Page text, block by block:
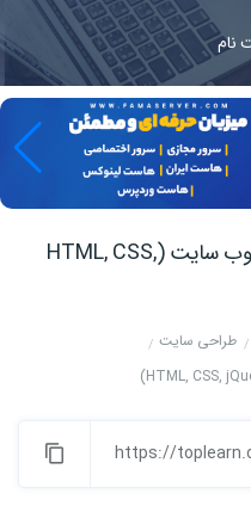
نام
طراحی های خلاقانه رابط کاربری وب سایت (HTML, CSS,
طراحی سایت
https://